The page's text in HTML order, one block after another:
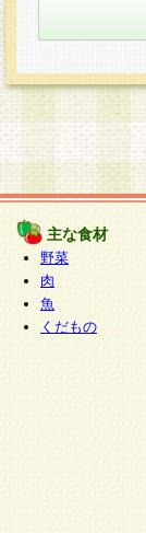
主な食材
野菜
肉
魚
くだもの